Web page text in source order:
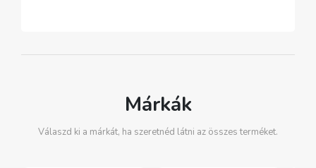
Márkák
Válaszd ki a márkát, ha szeretnéd látni az összes terméket.